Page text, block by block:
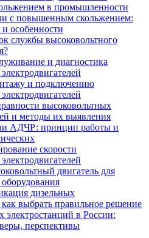
в промышленности
с повышенным скольжением:
особенности
службы высоковольтного
и диагностика
и подключению
высоковольтных
и методы их выявления
АДЧР: принцип работы и
скорости
двигатель для
дизельных
выбрать правильное решение
электростанций в России:
перспективы